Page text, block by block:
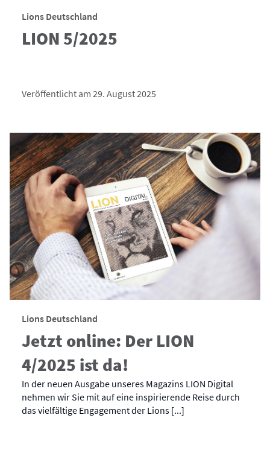
Lions Deutschland
LION 5/2025
Veröffentlicht am 29. August 2025
Lions Deutschland
Jetzt online: Der LION
4/2025 ist da!
In der neuen Ausgabe unseres Magazins LION Digital
nehmen wir Sie mit auf eine inspirierende Reise durch
das vielfältige Engagement der Lions [...]